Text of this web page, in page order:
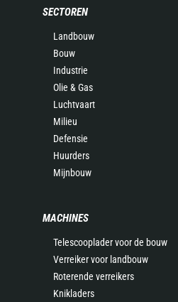
SECTOREN
Landbouw
Bouw
Industrie
Olie & Gas
Luchtvaart
Milieu
Defensie
Huurders
Mijnbouw
MACHINES
Telescooplader voor de bouw
Verreiker voor landbouw
Roterende verreikers
Knikladers